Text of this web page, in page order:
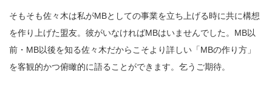
そもそも佐々木は私がMBとしての事業を立ち上げる時に共に構想
を作り上げた盟友。彼がいなければMBはいませんでした。MB以
前・MB以後を知る佐々木だからこそより詳しい「MBの作り方」
を客観的かつ俯瞰的に語ることができます。乞うご期待。